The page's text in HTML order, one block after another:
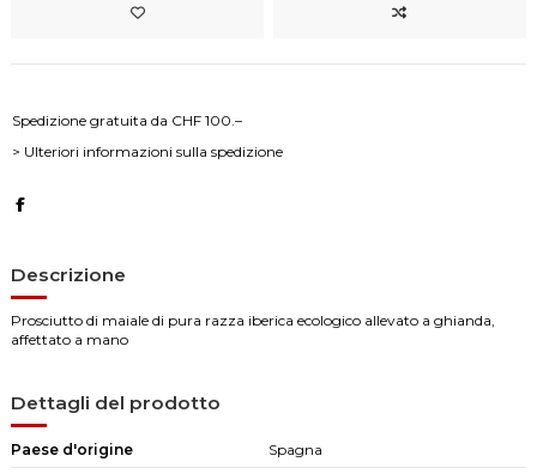
Spedizione gratuita da CHF 100.–
> Ulteriori informazioni sulla spedizione
Descrizione
Prosciutto di maiale di pura razza iberica ecologico allevato a ghianda,
affettato a mano
Dettagli del prodotto
Paese d'origine
Spagna